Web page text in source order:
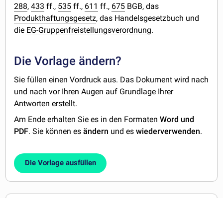
288,433 ff., 535 ff., 611 ff., 675 BGB, das
Produkthaftungsgesetz, das Handelsgesetzbuch und
die EG-Gruppenfreistellungsverordnung.
Die Vorlage ändern?
Sie füllen einen Vordruck aus. Das Dokument wird nach
und nach vor Ihren Augen auf Grundlage Ihrer
Antworten erstellt.
Am Ende erhalten Sie es in den FormatenWord und
PDF. Sie können esändern und eswiederverwenden.
Die Vorlage ausfüllen